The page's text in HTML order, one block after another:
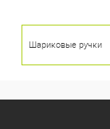
Шариковые ручки